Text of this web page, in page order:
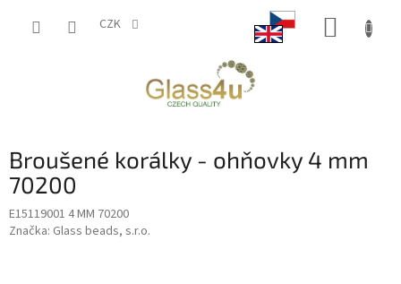
CZK
Broušené korálky - ohňovky 4 mm
70200
E15119001 4 MM 70200
Značka: Glass beads, s.r.o.